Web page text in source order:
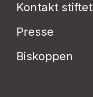
Kontakt stiftet
Presse
Biskoppen